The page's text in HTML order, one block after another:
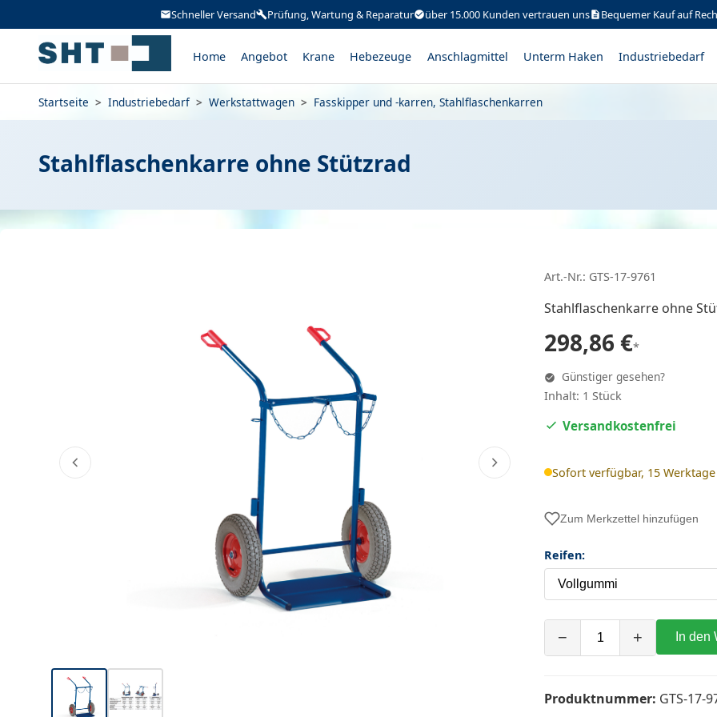
Schneller Versand Prüfung, Wartung & Reparatur über 15.000 Kunden vertrauen uns Bequemer Kauf auf
Home Angebot Krane Hebezeuge Anschlagmittel Unterm Haken Industriebedarf
Startseite > Industriebedarf > Werkstattwagen > Fasskipper und -karren, Stahlflaschenkarren
Stahlflaschenkarre ohne Stützrad
Art.-Nr.: GTS-17-9761
Stahlflaschenkarre ohne
298,86 €*
Günstiger gesehen?
Inhalt: 1 Stück
Versandkostenfrei
Sofort verfügbar, 15 Werktage
Zum Merkzettel hinzufügen
Reifen:
− + In den
Produktnummer: GTS-17-